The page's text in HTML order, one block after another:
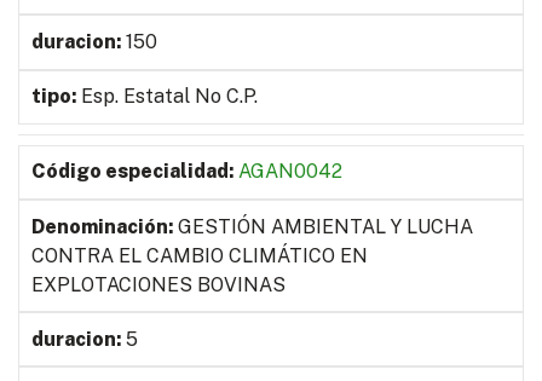
150
Esp. Estatal No C.P.
AGAN0042
GESTIÓN AMBIENTAL Y LUCHA
CONTRA EL CAMBIO CLIMÁTICO EN
EXPLOTACIONES BOVINAS
5